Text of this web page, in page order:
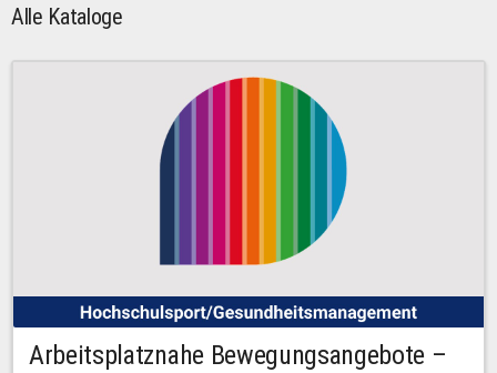
Alle Kataloge
Arbeitsplatznahe Bewegungsangebote –